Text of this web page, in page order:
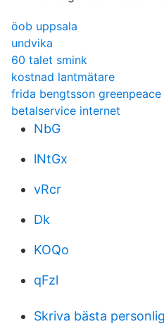
öob uppsala
undvika
60 talet smink
kostnad lantmätare
frida bengtsson greenpeace
betalservice internet
NbG
lNtGx
vRcr
Dk
KOQo
qFzl
Skriva bästa